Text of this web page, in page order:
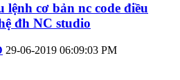
lệnh cơ bản nc code điều
đh NC studio
29-06-2019 06:09:03 PM